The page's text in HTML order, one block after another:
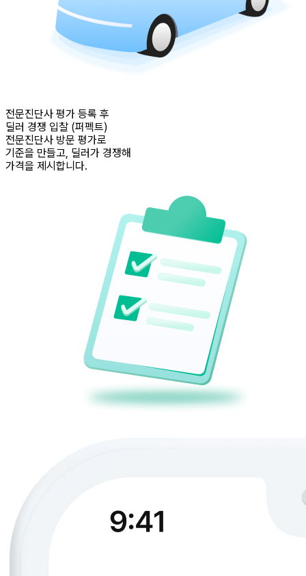
전문진단사 평가 등록 후
딜러 경쟁 입찰 (퍼펙트)
전문진단사 방문 평가로
기준을 만들고, 딜러가 경쟁해
가격을 제시합니다.